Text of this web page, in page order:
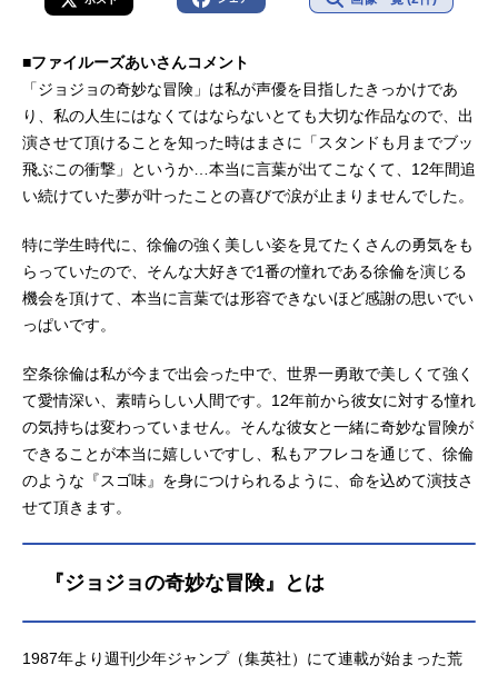
■ファイルーズあいさんコメント
「ジョジョの奇妙な冒険」は私が声優を目指したきっかけであ
り、私の人生にはなくてはならないとても大切な作品なので、出
演させて頂けることを知った時はまさに「スタンドも月までブッ
飛ぶこの衝撃」というか…本当に言葉が出てこなくて、12年間追
い続けていた夢が叶ったことの喜びで涙が止まりませんでした。
特に学生時代に、徐倫の強く美しい姿を見てたくさんの勇気をも
らっていたので、そんな大好きで1番の憧れである徐倫を演じる
機会を頂けて、本当に言葉では形容できないほど感謝の思いでい
っぱいです。
空条徐倫は私が今まで出会った中で、世界一勇敢で美しくて強く
て愛情深い、素晴らしい人間です。12年前から彼女に対する憧れ
の気持ちは変わっていません。そんな彼女と一緒に奇妙な冒険が
できることが本当に嬉しいですし、私もアフレコを通じて、徐倫
のような『スゴ味』を身につけられるように、命を込めて演技さ
せて頂きます。
『ジョジョの奇妙な冒険』とは
1987年より週刊少年ジャンプ（集英社）にて連載が始まった荒